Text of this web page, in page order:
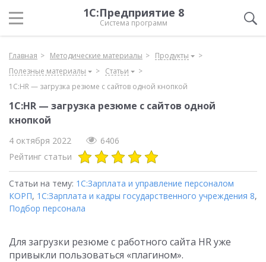
1С:Предприятие 8
Система программ
Главная Методические материалы
Продукты
Полезные материалы
Статьи
1С:HR — загрузка резюме с сайтов одной кнопкой
1С:HR — загрузка резюме с сайтов одной
кнопкой
4 октября 2022
6406
Рейтинг статьи
Статьи на тему: 1С:Зарплата и управление персоналом
КОРП, 1С:Зарплата и кадры государственного учреждения 8,
Подбор персонала
Для загрузки резюме с работного сайта HR уже
привыкли пользоваться «плагином».